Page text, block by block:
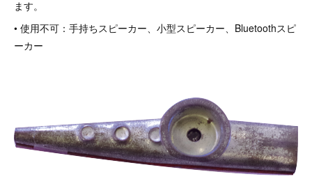
ます。
• 使用不可：手持ちスピーカー、小型スピーカー、Bluetoothスピ
ーカー